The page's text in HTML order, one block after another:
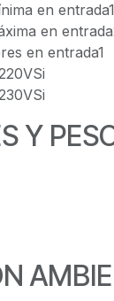
en
en
en entrada1
Y